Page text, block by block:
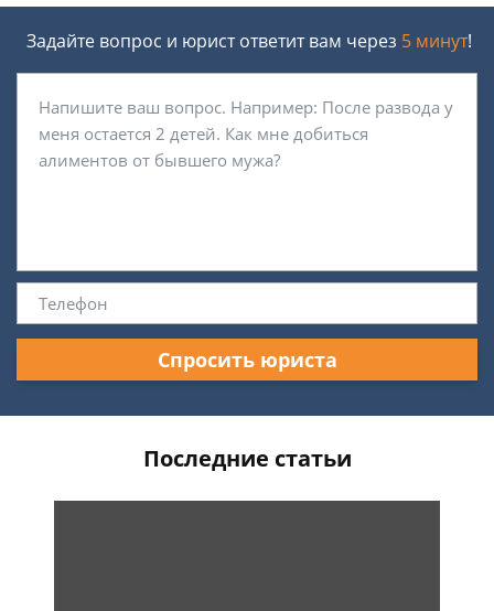
Задайте вопрос и юрист ответит вам через 5 минут!
Спросить юриста
Последние статьи